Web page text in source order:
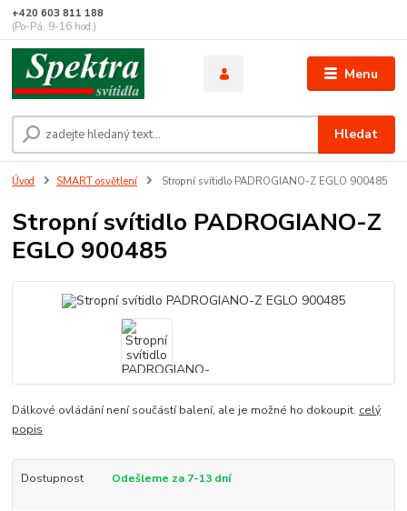
Menu
Hledat
+420 603 811 188
(Po-Pá, 9-16 hod.)
Úvod SMART osvětlení Stropní svítidlo PADROGIANO-Z EGLO 900485
Stropní svítidlo PADROGIANO-Z
EGLO 900485
Dálkové ovládání není součástí balení, ale je možné ho dokoupit. celý
popis
Dostupnost Odešleme za 7-13 dní